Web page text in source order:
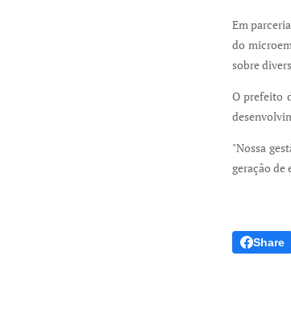
Em
do
sobre
O prefeito
"Nossa
geração de
Share